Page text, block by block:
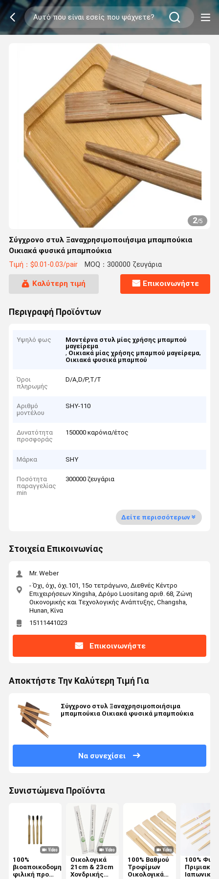
2/5
Σύγχρονο στυλ Ξαναχρησιμοποιήσιμα μπαμπούκια
Οικιακά φυσικά μπαμπούκια
Τιμή：$0.01-0.03/pair MOQ：300000 ζευγάρια
Καλύτερη τιμή Επικοινωνήστε
Περιγραφή Προϊόντων
Υψηλό φως
Μοντέρνα στυλ μίας χρήσης μπαμπού
μαγείρεμα
, Οικιακά μίας χρήσης μπαμπού μαγείρεμα,
Οικιακά φυσικά μπαμπού
Όροι
πληρωμής
D/A,D/P,T/T
Αριθμό
μοντέλου
SHY-110
Δυνατότητα
προσφοράς
150000 καρόνια/έτος
Μάρκα SHY
Ποσότητα
παραγγελίας
min
300000 ζευγάρια
Δείτε περισσότερων
Στοιχεία Επικοινωνίας
Mr. Weber
- Όχι, όχι, όχι.101, 15ο τετράγωνο, Διεθνές Κέντρο
Επιχειρήσεων Xingsha, Δρόμο Luositang αριθ. 68, Ζώνη
Οικονομικής και Τεχνολογικής Ανάπτυξης, Changsha,
Hunan, Κίνα
15111441023
Επικοινωνήστε
Αποκτήστε Την Καλύτερη Τιμή Για
Σύγχρονο στυλ Ξαναχρησιμοποιήσιμα
μπαμπούκια Οικιακά φυσικά μπαμπούκια
Να συνεχίσει
Συνιστώμενα Προϊόντα
100%
βιοαποικοδομητική
φιλική προς
Οικολογικά
21cm & 23cm
Χονδρικής
100% Βαθμού
Τροφίμων
Οικολογικά
100%
Πριμιακά
Ιαπωνικά